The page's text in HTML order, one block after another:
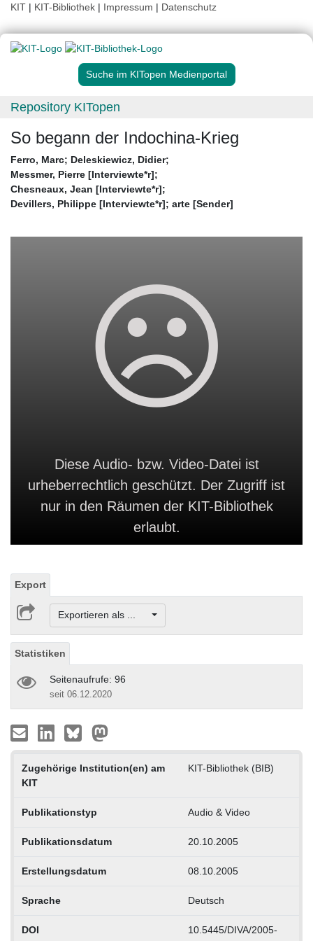
KIT | KIT-Bibliothek | Impressum | Datenschutz
Suche im KITopen Medienportal
Repository KITopen
So begann der Indochina-Krieg
Ferro, Marc; Deleskiewicz, Didier;
Messmer, Pierre [Interviewte*r];
Chesneaux, Jean [Interviewte*r];
Devillers, Philippe [Interviewte*r]; arte [Sender]
Diese Audio- bzw. Video-Datei ist
urheberrechtlich geschützt. Der Zugriff ist
nur in den Räumen der KIT-Bibliothek
erlaubt.
Export
Exportieren als ...
Statistiken
Seitenaufrufe: 96
seit 06.12.2020
Zugehörige Institution(en) am
KIT
KIT-Bibliothek (BIB)
Publikationstyp Audio & Video
Publikationsdatum 20.10.2005
Erstellungsdatum 08.10.2005
Sprache Deutsch
DOI
10.5445/DIVA/2005-